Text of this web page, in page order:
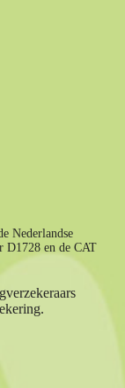
Nederlandse
D1728 en de CAT